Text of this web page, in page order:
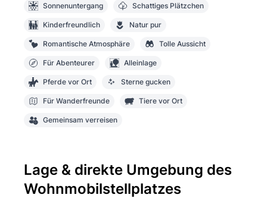
Sonnenuntergang Schattiges Plätzchen
Kinderfreundlich Natur pur
Romantische Atmosphäre Tolle Aussicht
Für Abenteurer Alleinlage
Pferde vor Ort Sterne gucken
Für Wanderfreunde Tiere vor Ort
Gemeinsam verreisen
Lage & direkte Umgebung des
Wohnmobilstellplatzes